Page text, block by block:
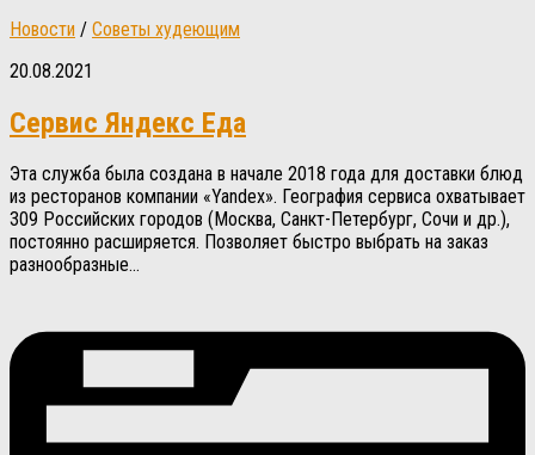
Новости / Советы худеющим
20.08.2021
Сервис Яндекс Еда
Эта служба была создана в начале 2018 года для доставки блюд
из ресторанов компании «Yandex». География сервиса охватывает
309 Российских городов (Москва, Санкт-Петербург, Сочи и др.),
постоянно расширяется. Позволяет быстро выбрать на заказ
разнообразные...